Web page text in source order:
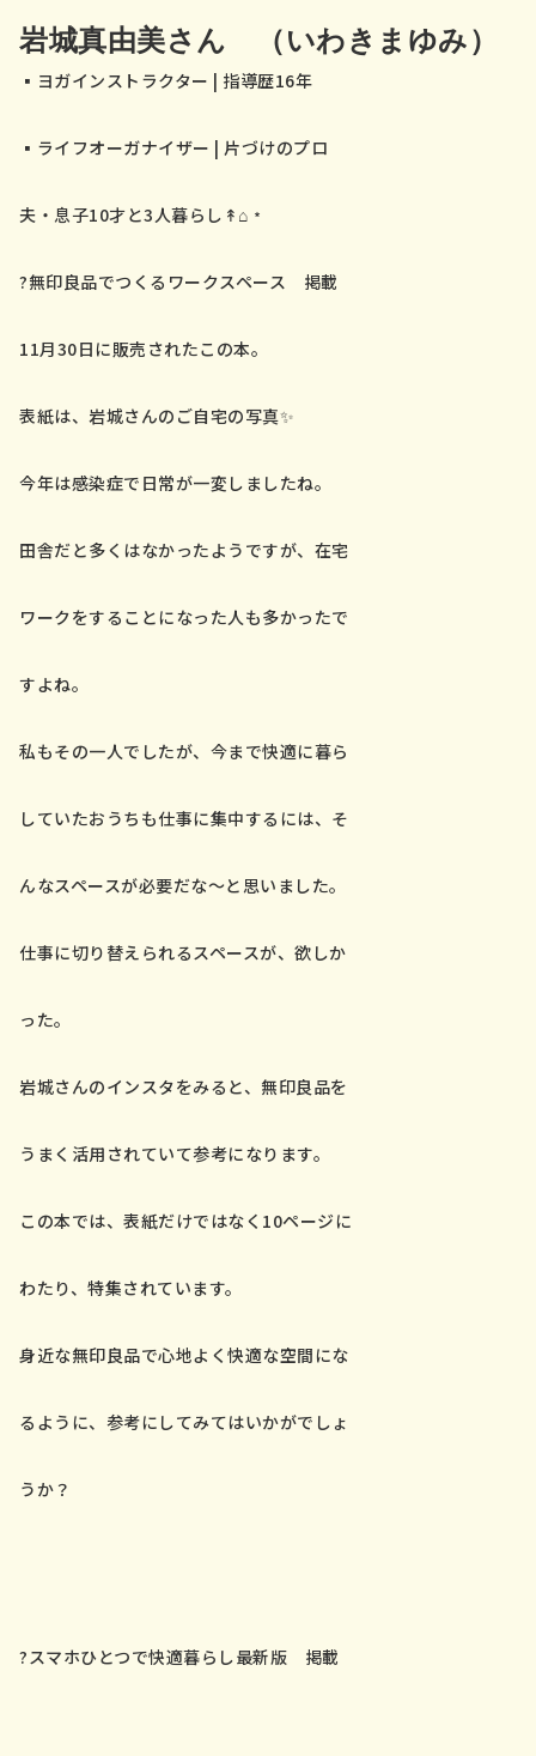
岩城真由美さん （いわきまゆみ）
▪️ヨガインストラクター | 指導歴16年
▪️ライフオーガナイザー | 片づけのプロ
夫・息子10才と3人暮らし↟⌂﹡
?無印良品でつくるワークスペース 掲載
11月30日に販売されたこの本。
表紙は、岩城さんのご自宅の写真✨
今年は感染症で日常が一変しましたね。
田舎だと多くはなかったようですが、在宅
ワークをすることになった人も多かったで
すよね。
私もその一人でしたが、今まで快適に暮ら
していたおうちも仕事に集中するには、そ
んなスペースが必要だな～と思いました。
仕事に切り替えられるスペースが、欲しか
った。
岩城さんのインスタをみると、無印良品を
うまく活用されていて参考になります。
この本では、表紙だけではなく10ページに
わたり、特集されています。
身近な無印良品で心地よく快適な空間にな
るように、参考にしてみてはいかがでしょ
うか？
?スマホひとつで快適暮らし最新版 掲載